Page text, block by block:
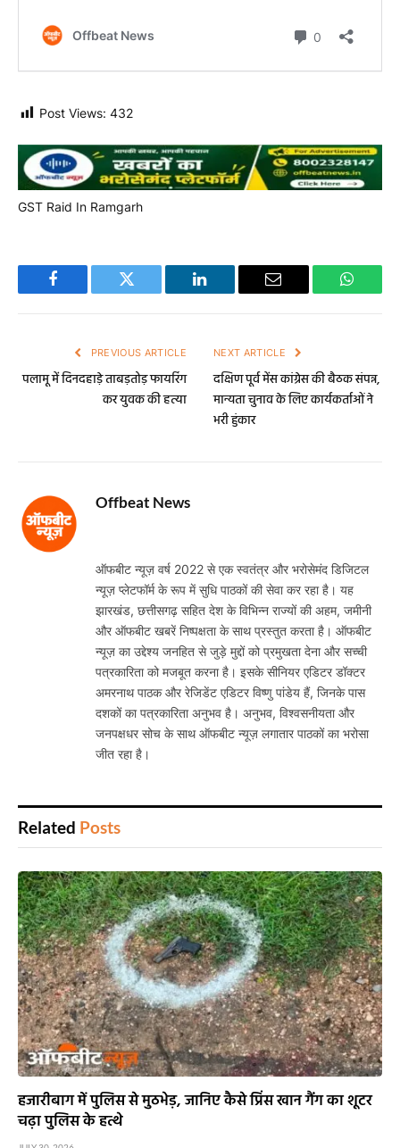
Post Views: 432
GST Raid In Ramgarh
Facebook Twitter LinkedIn Email
PREVIOUS ARTICLE
पलामू में दिनदहाड़े ताबड़तोड़ फायरिंग
कर युवक की हत्या
NEXT ARTICLE
दक्षिण पूर्व मेंस कांग्रेस की बैठक संपन्न,
मान्यता चुनाव के लिए कार्यकर्ताओं ने
भरी हुंकार
Offbeat News
ऑफबीट न्यूज़ वर्ष 2022 से एक स्वतंत्र और भरोसेमंद डिजिटल
न्यूज़ प्लेटफॉर्म के रूप में सुधि पाठकों की सेवा कर रहा है। यह
झारखंड, छत्तीसगढ़ सहित देश के विभिन्न राज्यों की अहम, जमीनी
और ऑफबीट खबरें निष्पक्षता के साथ प्रस्तुत करता है। ऑफबीट
न्यूज़ का उद्देश्य जनहित से जुड़े मुद्दों को प्रमुखता देना और सच्ची
पत्रकारिता को मजबूत करना है। इसके सीनियर एडिटर डॉक्टर
अमरनाथ पाठक और रेजिडेंट एडिटर विष्णु पांडेय हैं, जिनके पास
दशकों का पत्रकारिता अनुभव है। अनुभव, विश्वसनीयता और
जनपक्षधर सोच के साथ ऑफबीट न्यूज़ लगातार पाठकों का भरोसा
जीत रहा है।
Related Posts
हजारीबाग में पुलिस से मुठभेड़, जानिए कैसे प्रिंस खान गैंग का शूटर
चढ़ा पुलिस के हत्थे